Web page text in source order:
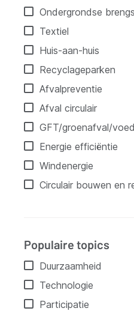
Ondergrondse
Textiel
Huis-aan-huis
Recyclageparken
Afvalpreventie
Afval circulair
GFT/groenafval/
Energie efficiëntie
Windenergie
Circulair bouwen en
Populaire topics
Duurzaamheid
Technologie
Participatie